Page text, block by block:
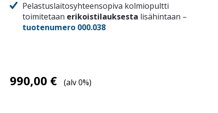
Pelastuslaitosyhteensopiva kolmiopultti
toimitetaan erikoistilauksesta lisähintaan –
tuotenumero 000.038
990,00 € (alv 0%)